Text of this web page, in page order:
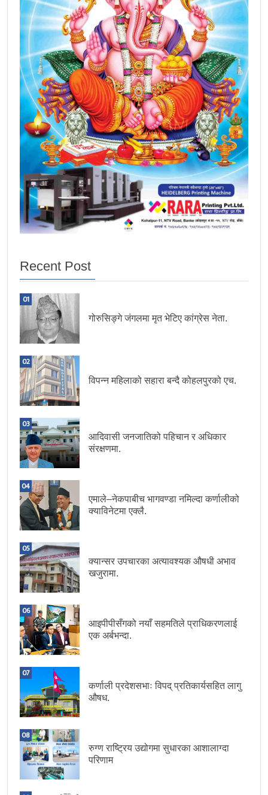
Recent Post
01
गोरुसिङ्गे जंगलमा मृत भेटिए कांग्रेस नेता.
02
विपन्न महिलाको सहारा बन्दै कोहलपुरको एच.
03
आदिवासी जनजातिको पहिचान र अधिकार
संरक्षणमा.
04
एमाले–नेकपाबीच भागवण्डा नमिल्दा कर्णालीको
क्याविनेटमा एक्लै.
05
क्यान्सर उपचारका अत्यावश्यक औषधी अभाव
खजुरामा.
06
आइपीपीसँगको नयाँ सहमतिले प्राधिकरणलाई
एक अर्बभन्दा.
07
कर्णाली प्रदेशसभाः विपद् प्रतिकार्यसहित लागु
औषध.
08
रुग्ण राष्ट्रिय उद्योगमा सुधारका आशालाग्दा
परिणाम